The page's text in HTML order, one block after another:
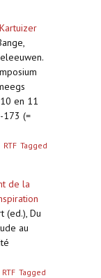
en 11
173 (=
RTF Tagged
de la
(ed.), Du
au
RTF Tagged